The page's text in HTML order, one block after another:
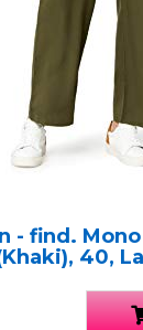
- find.
40,